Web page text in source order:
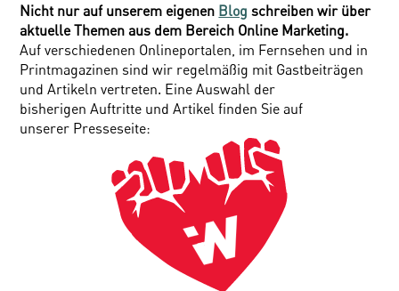
Nicht nur auf unserem eigenen Blog schreiben wir über
aktuelle Themen aus dem Bereich Online Marketing.
Auf verschiedenen Onlineportalen, im Fernsehen und in
Printmagazinen sind wir regelmäßig mit Gastbeiträgen
und Artikeln vertreten. Eine Auswahl der
bisherigen Auftritte und Artikel finden Sie auf
unserer Presseseite: